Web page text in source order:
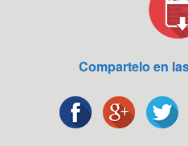
Compartelo en